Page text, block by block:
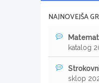
NAJNOVEJŠA
katalog
sklop